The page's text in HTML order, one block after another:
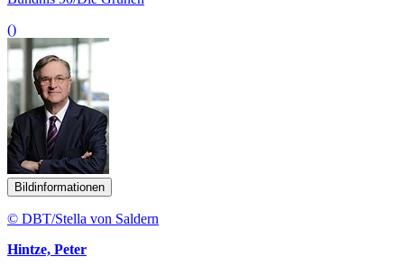
()
Bildinformationen
© DBT/Stella von Saldern
Hintze, Peter